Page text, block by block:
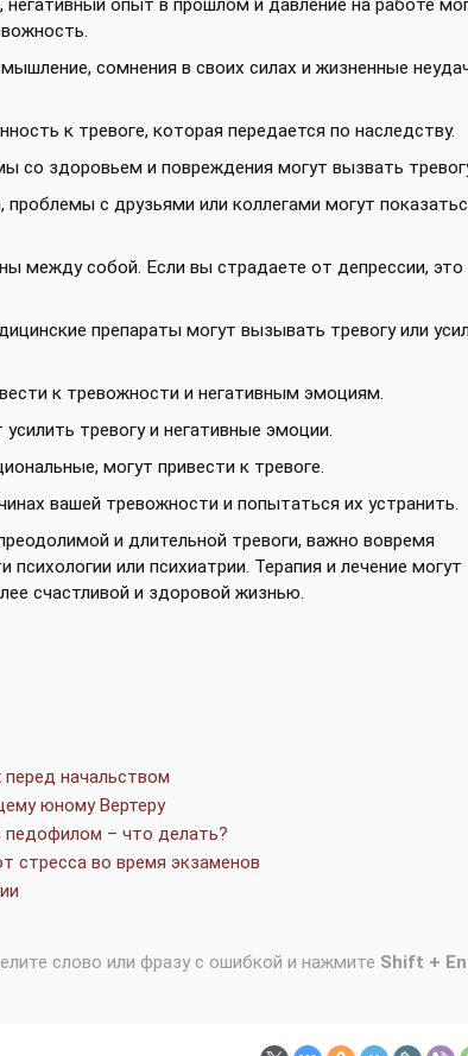
опыт в прошлом и давление на работе
сомнения в своих силах и жизненные
к тревоге, которая передается по наследству.
со здоровьем и повреждения могут вызвать
с друзьями или коллегами могут
между собой. Если вы страдаете от депрессии,
препараты могут вызывать тревогу или
к тревожности и негативным эмоциям.
тревогу и негативные эмоции.
могут привести к тревоге.
вашей тревожности и попытаться их устранить.
и длительной тревоги, важно вовремя
или психиатрии. Терапия и лечение могут
счастливой и здоровой жизнью.
перед начальством
юному Вертеру
педофилом – что делать?
стресса во время экзаменов
слово или фразу с ошибкой и нажмите Shift +